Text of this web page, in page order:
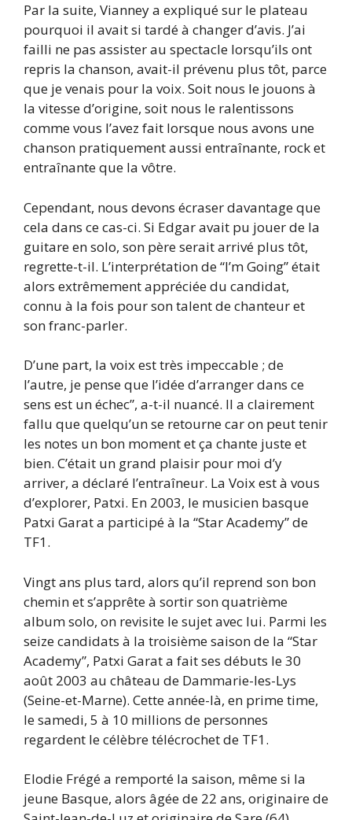
Par la suite, Vianney a expliqué sur le plateau
pourquoi il avait si tardé à changer d’avis. J’ai
failli ne pas assister au spectacle lorsqu’ils ont
repris la chanson, avait-il prévenu plus tôt, parce
que je venais pour la voix. Soit nous le jouons à
la vitesse d’origine, soit nous le ralentissons
comme vous l’avez fait lorsque nous avons une
chanson pratiquement aussi entraînante, rock et
entraînante que la vôtre.
Cependant, nous devons écraser davantage que
cela dans ce cas-ci. Si Edgar avait pu jouer de la
guitare en solo, son père serait arrivé plus tôt,
regrette-t-il. L’interprétation de “I’m Going” était
alors extrêmement appréciée du candidat,
connu à la fois pour son talent de chanteur et
son franc-parler.
D’une part, la voix est très impeccable ; de
l’autre, je pense que l’idée d’arranger dans ce
sens est un échec”, a-t-il nuancé. Il a clairement
fallu que quelqu’un se retourne car on peut tenir
les notes un bon moment et ça chante juste et
bien. C’était un grand plaisir pour moi d’y
arriver, a déclaré l’entraîneur. La Voix est à vous
d’explorer, Patxi. En 2003, le musicien basque
Patxi Garat a participé à la “Star Academy” de
TF1.
Vingt ans plus tard, alors qu’il reprend son bon
chemin et s’apprête à sortir son quatrième
album solo, on revisite le sujet avec lui. Parmi les
seize candidats à la troisième saison de la “Star
Academy”, Patxi Garat a fait ses débuts le 30
août 2003 au château de Dammarie-les-Lys
(Seine-et-Marne). Cette année-là, en prime time,
le samedi, 5 à 10 millions de personnes
regardent le célèbre télécrochet de TF1.
Elodie Frégé a remporté la saison, même si la
jeune Basque, alors âgée de 22 ans, originaire de